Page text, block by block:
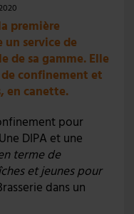
première
un service de
de sa gamme. Elle
confinement et
en canette.
pour
DIPA et une
terme de
et jeunes pour
dans un